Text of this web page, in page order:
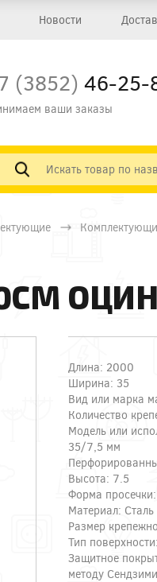
Новости
(3852) 46-25-
ваши заказы
ОЦИН
Длина: 2000
Ширина: 35
Вид или марка
Количество
Модель или
35/7,5 мм
Высота: 7.5
Форма
Материал: Сталь
Размер
Тип
Защитное
методу